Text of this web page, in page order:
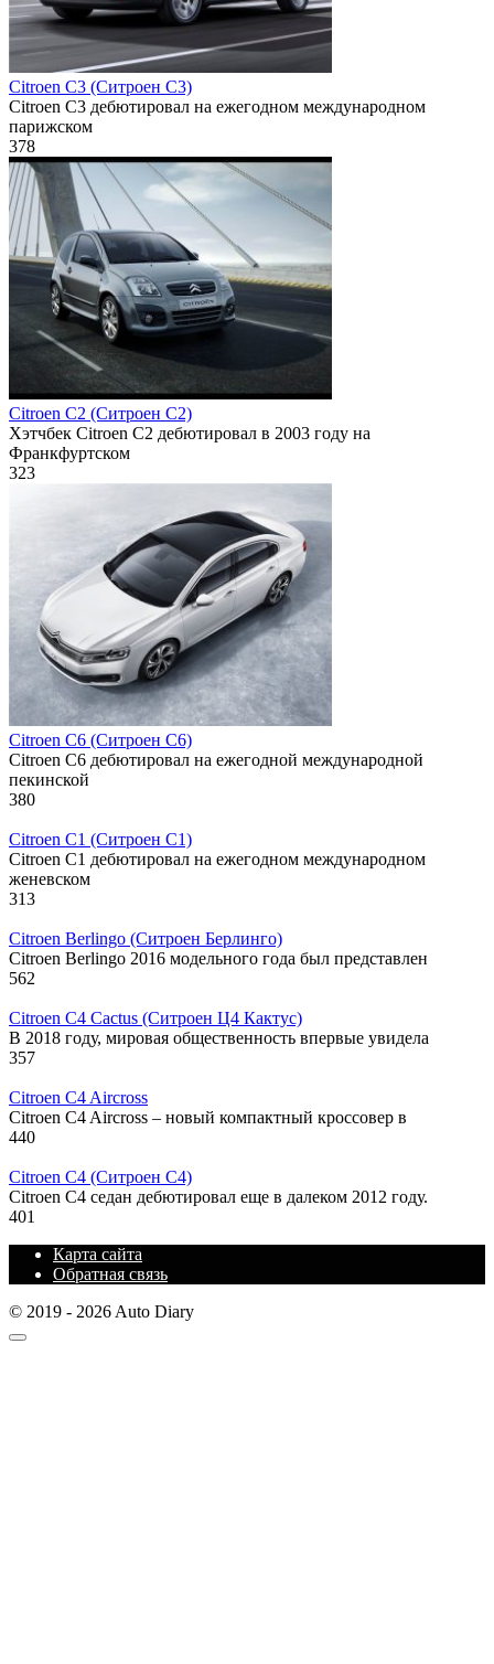
Citroen C3 (Ситроен С3)
Citroen C3 дебютировал на ежегодном международном
парижском
378
Citroen C2 (Ситроен С2)
Хэтчбек Citroen C2 дебютировал в 2003 году на
Франкфуртском
323
Citroen C6 (Ситроен С6)
Citroen C6 дебютировал на ежегодной международной
пекинской
380
Citroen C1 (Ситроен С1)
Citroen C1 дебютировал на ежегодном международном
женевском
313
Citroen Berlingo (Ситроен Берлинго)
Citroen Berlingo 2016 модельного года был представлен
562
Citroen C4 Cactus (Ситроен Ц4 Кактус)
В 2018 году, мировая общественность впервые увидела
357
Citroen C4 Aircross
Citroen C4 Aircross – новый компактный кроссовер в
440
Citroen C4 (Ситроен С4)
Citroen C4 седан дебютировал еще в далеком 2012 году.
401
Карта сайта
Обратная связь
© 2019 - 2026 Auto Diary